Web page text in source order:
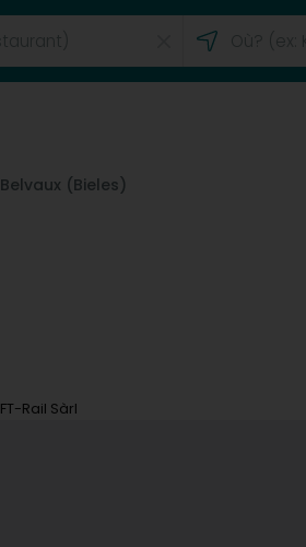
Belvaux (Bieles)
FT-Rail Sàrl